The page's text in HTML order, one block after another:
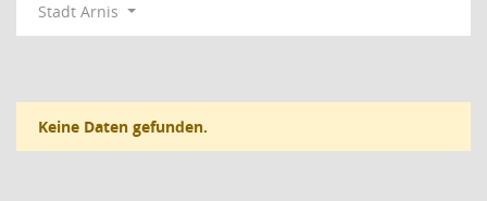
Stadt Arnis
Keine Daten gefunden.